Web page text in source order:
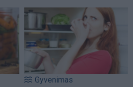
Gyvenimas